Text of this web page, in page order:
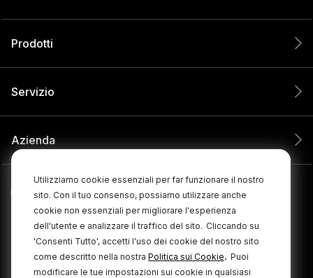
Utilizziamo cookie essenziali per far funzionare il nostro
sito. Con il tuo consenso, possiamo utilizzare anche
cookie non essenziali per migliorare l'esperienza
dell'utente e analizzare il traffico del sito. Cliccando su
'Consenti Tutto', accetti l'uso dei cookie del nostro sito
come descritto nella nostra Politica sui Cookie. Puoi
modificare le tue impostazioni sui cookie in qualsiasi
Prodotti
Servizio
Azienda